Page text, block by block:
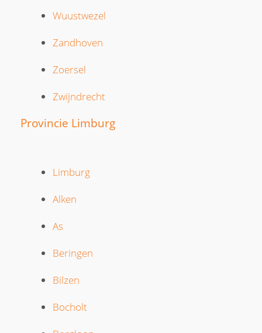
Wuustwezel
Zandhoven
Zoersel
Zwijndrecht
Provincie Limburg
Limburg
Alken
As
Beringen
Bilzen
Bocholt